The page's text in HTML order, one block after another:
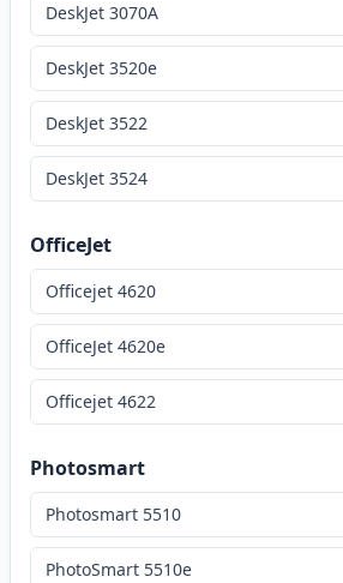
DeskJet 3070A
DeskJet 3520e
DeskJet 3522
DeskJet 3524
OfficeJet
Officejet 4620
OfficeJet 4620e
Officejet 4622
Photosmart
Photosmart 5510
PhotoSmart 5510e